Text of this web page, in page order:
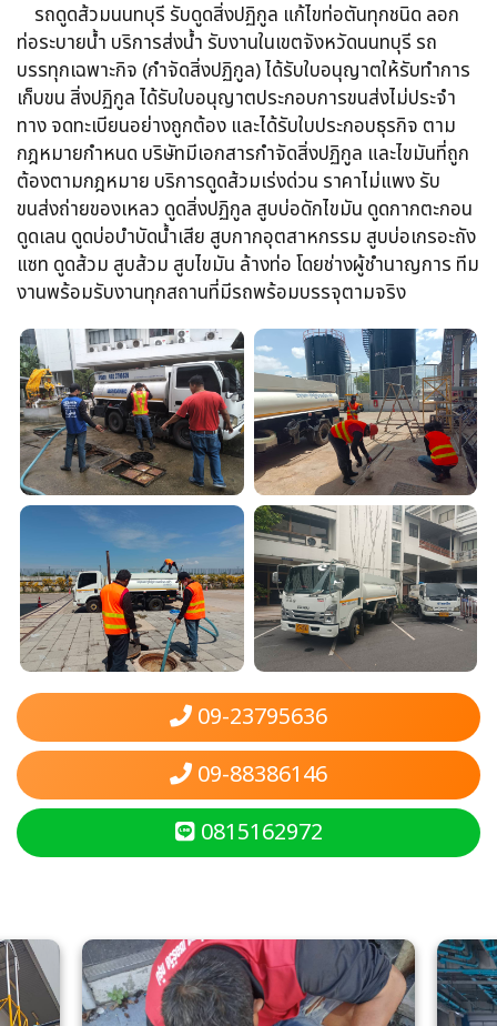
รถดูดส้วม​นนทบุรี รับดูดสิ่งปฏิกูล​ แก้ไขท่อตันทุกชนิด​ ลอก
ท่อระบายน้ำ​ บริการส่งน้ำ รับงานในเขตจังหวัดนนทบุรี รถ
บรรทุกเฉพาะกิจ​ (กำจัดสิ่งปฏิกูล)​ ได้รับใบอนุญาตให้รับทำการ
เก็บขน​ สิ่งปฏิกูล ได้รับใบอนุญาตประกอบการขนส่งไม่ประจำ
ทาง จดทะเบียนอย่างถูกต้อง​ และได้รับใบประกอบธุรกิจ​ ตาม
กฎหมายกำหนด บริษัทมีเอกสารกำจัดสิ่งปฏิกูล​ และไขมันที่ถูก
ต้องตามกฎหมาย บริการดูดส้วมเร่งด่วน​ ราคาไม่แพง รับ
ขนส่งถ่ายของเหลว​ ดูดสิ่งปฏิกูล​ สูบบ่อดักไขมัน​ ดูดกากตะกอน​
ดูดเลน​ ดูดบ่อบำบัดน้ำเสีย​ สูบกากอุตสาหกรรม​ สูบบ่อเกรอะถัง
แซท​ ดูดส้วม​ สูบส้วม​ สูบไขมัน​ ล้างท่อ​ โดยช่างผู้ชำนาญการ​ ทีม
งานพร้อม​รับงานทุกสถานที่​มีรถพร้อมบรรจุ​ตามจริง
09-23795636
09-88386146
0815162972